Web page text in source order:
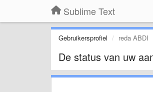
Sublime Text
Gebruikersprofiel reda ABDI
De status van uw